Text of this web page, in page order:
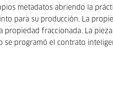
metadatos abriendo la
para su producción. La
propiedad fraccionada. La pieza
se programó el contrato